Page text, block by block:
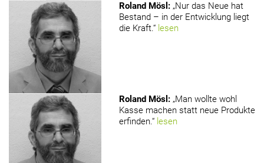
Roland Mösl : „Nur das Neue hat
Bestand – in der Entwicklung liegt
die Kraft.“ lesen
Roland Mösl : „Man wollte wohl
Kasse machen statt neue Produkte
erfinden.“ lesen